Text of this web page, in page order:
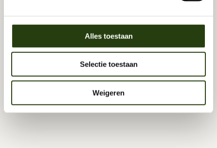
Alles toestaan
Selectie toestaan
Weigeren
Maandelijks inzetbaar
Structureel resultaat
Kort intake + persoonlijk advies plan